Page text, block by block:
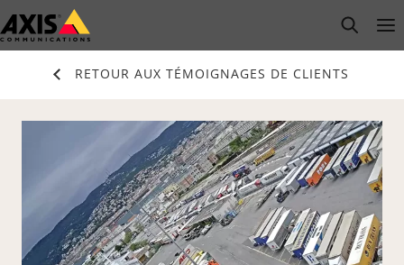
Passer
au
principal
open
RETOUR AUX TÉMOIGNAGES DE CLIENTS